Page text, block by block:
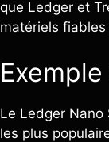
que Ledger et
matériels
Le Ledger Nano
les plus